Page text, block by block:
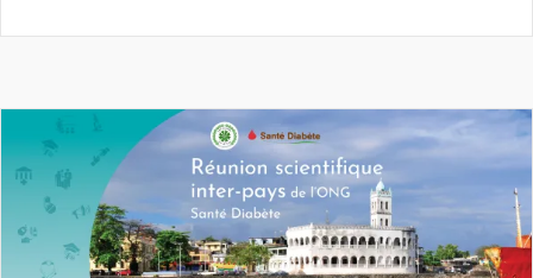
MISSIONS INTERNATIONALES